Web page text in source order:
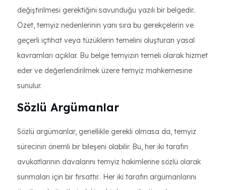
değiştirilmesi gerektiğini savunduğu yazılı bir belgedir..
Özet, temyiz nedenlerinin yanı sıra bu gerekçelerin ve
geçerli içtihat veya tüzüklerin temelini oluşturan yasal
kavramları açıklar. Bu belge temyizin temeli olarak hizmet
eder ve değerlendirilmek üzere temyiz mahkemesine
sunulur.
Sözlü Argümanlar
Sözlü argümanlar, genellikle gerekli olmasa da, temyiz
sürecinin önemli bir bileşeni olabilir. Bu, her iki tarafın
avukatlarının davalarını temyiz hakimlerine sözlü olarak
sunmaları için bir fırsattır.. Her iki tarafın argümanlarını